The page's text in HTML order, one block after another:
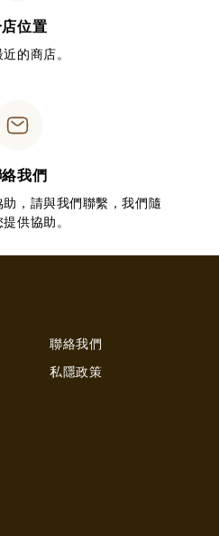
位置
的商店。
我們
，請與我們聯繫，我們隨
供協助。
聯絡我們
私隱政策